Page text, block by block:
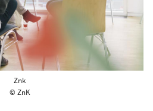
Znk
© ZnK